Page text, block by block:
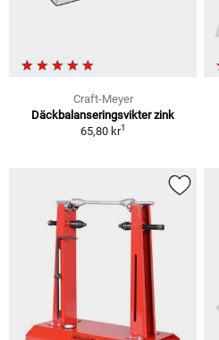
Craft-Meyer
Däckbalanseringsvikter zink
65,80 kr1